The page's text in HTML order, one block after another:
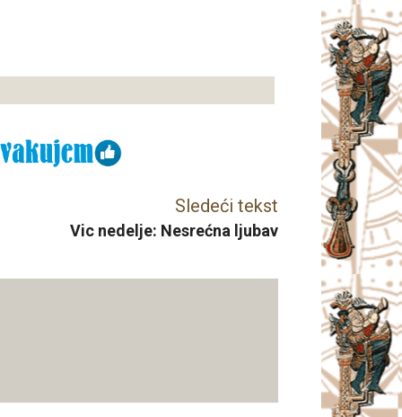
Sledeći tekst
Vic nedelje: Nesrećna ljubav